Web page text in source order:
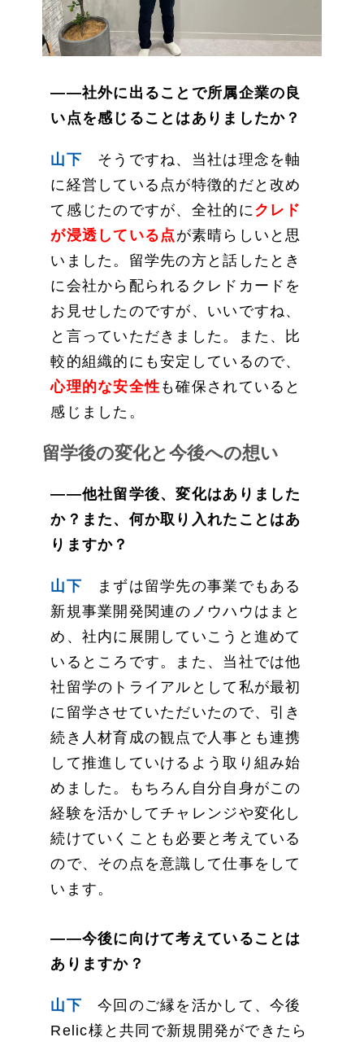
——社外に出ることで所属企業の良
い点を感じることはありましたか？
山下 そうですね、当社は理念を軸
に経営している点が特徴的だと改め
て感じたのですが、全社的に クレド
が浸透している点 が素晴らしいと思
いました。留学先の方と話したとき
に会社から配られるクレドカードを
お見せしたのですが、いいですね、
と言っていただきました。また、比
較的組織的にも安定しているので、
心理的な安全性 も確保されていると
感じました。
留学後の変化と今後への想い
——他社留学後、変化はありました
か？また、何か取り入れたことはあ
りますか？
山下 まずは留学先の事業でもある
新規事業開発関連のノウハウはまと
め、社内に展開していこうと進めて
いるところです。また、当社では他
社留学のトライアルとして私が最初
に留学させていただいたので、引き
続き人材育成の観点で人事とも連携
して推進していけるよう取り組み始
めました。もちろん自分自身がこの
経験を活かしてチャレンジや変化し
続けていくことも必要と考えている
ので、その点を意識して仕事をして
います。
——今後に向けて考えていることは
ありますか？
山下 今回のご縁を活かして、今後
Relic様と共同で新規開発ができたら